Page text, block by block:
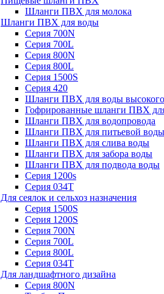
Шланги ПВХ для молока
Шланги ПВХ для воды
Серия 700N
Серия 700L
Серия 800N
Серия 800L
Серия 1500S
Серия 420
Шланги ПВХ для воды высокого
Гофрированные шланги ПВХ
Шланги ПВХ для водопровода
Шланги ПВХ для питьевой воды
Шланги ПВХ для слива воды
Шланги ПВХ для забора воды
Шланги ПВХ для подвода воды
Серия 1200s
Серия 034Т
Для сеялок и сельхоз назначения
Серия 1500S
Серия 1200S
Серия 700N
Серия 700L
Серия 800L
Серия 034T
Для ландшафтного дизайна
Серия 800N